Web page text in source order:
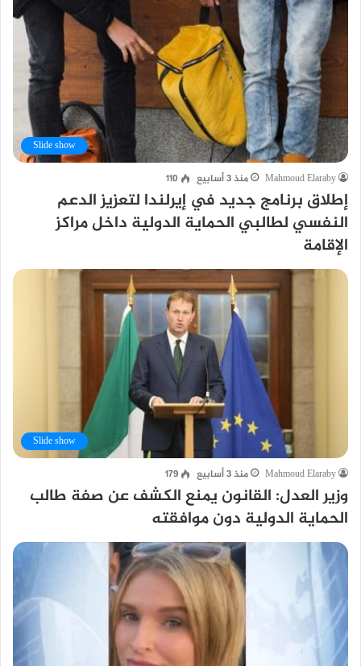
Slide show
Mahmoud Elaraby منذ 3 أسابيع 110
إطلاق برنامج جديد في إيرلندا لتعزيز الدعم
النفسي لطالبي الحماية الدولية داخل مراكز
الإقامة
Slide show
Mahmoud Elaraby منذ 3 أسابيع 179
وزير العدل: القانون يمنع الكشف عن صفة طالب
الحماية الدولية دون موافقته